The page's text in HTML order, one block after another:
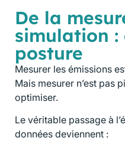
De la
simulation :
posture
Mesurer les émissions
Mais mesurer n’est pas
optimiser.
Le véritable passage à
données deviennent :